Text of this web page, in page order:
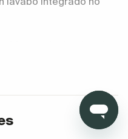
colores, acabados,